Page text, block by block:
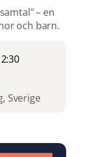
– en
och barn.
Sverige